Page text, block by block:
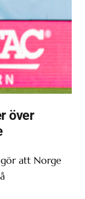
över
gör att Norge